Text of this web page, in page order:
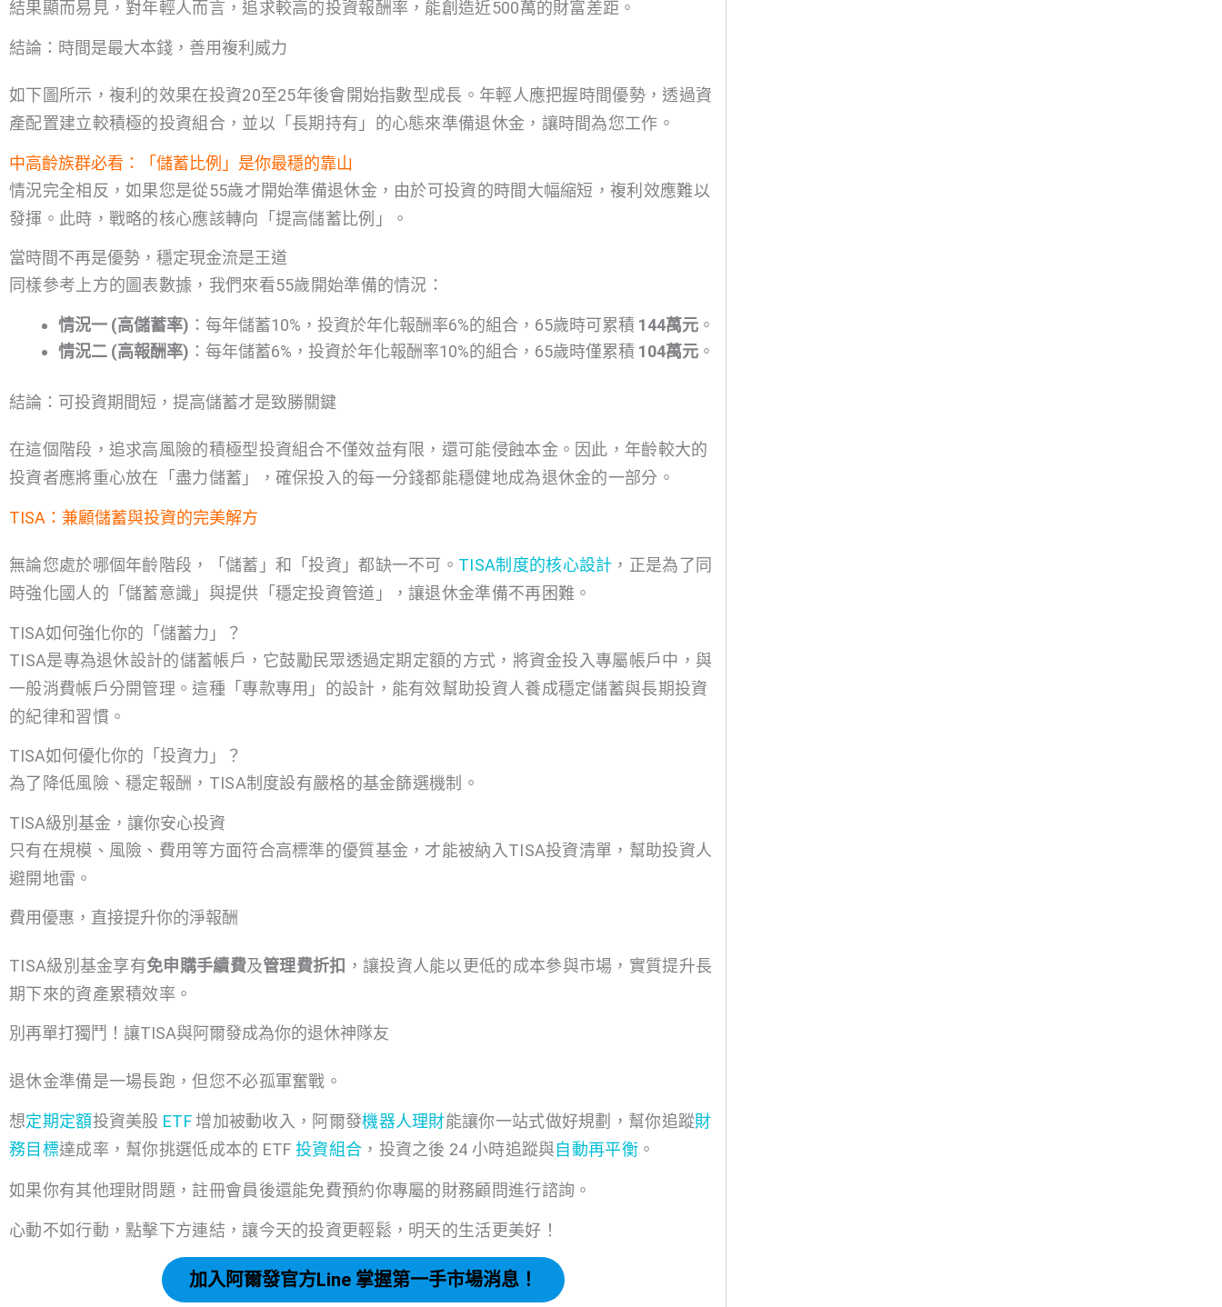
結果顯而易見，對年輕人而言，追求較高的投資報酬率，能創造近500萬的財富差距。
結論：時間是最大本錢，善用複利威力
如下圖所示，複利的效果在投資20至25年後會開始指數型成長。年輕人應把握時間優勢，透過資
產配置建立較積極的投資組合，並以「長期持有」的心態來準備退休金，讓時間為您工作。
中高齡族群必看：「儲蓄比例」是你最穩的靠山
情況完全相反，如果您是從55歲才開始準備退休金，由於可投資的時間大幅縮短，複利效應難以
發揮。此時，戰略的核心應該轉向「提高儲蓄比例」。
當時間不再是優勢，穩定現金流是王道
同樣參考上方的圖表數據，我們來看55歲開始準備的情況：
情況一 (高儲蓄率) ：每年儲蓄10%，投資於年化報酬率6%的組合，65歲時可累積 144萬元 。
情況二 (高報酬率) ：每年儲蓄6%，投資於年化報酬率10%的組合，65歲時僅累積 104萬元 。
結論：可投資期間短，提高儲蓄才是致勝關鍵
在這個階段，追求高風險的積極型投資組合不僅效益有限，還可能侵蝕本金。因此，年齡較大的
投資者應將重心放在「盡力儲蓄」，確保投入的每一分錢都能穩健地成為退休金的一部分。
TISA：兼顧儲蓄與投資的完美解方
無論您處於哪個年齡階段，「儲蓄」和「投資」都缺一不可。 TISA制度的核心設計 ，正是為了同
時強化國人的「儲蓄意識」與提供「穩定投資管道」，讓退休金準備不再困難。
TISA如何強化你的「儲蓄力」？
TISA是專為退休設計的儲蓄帳戶，它鼓勵民眾透過定期定額的方式，將資金投入專屬帳戶中，與
一般消費帳戶分開管理。這種「專款專用」的設計，能有效幫助投資人養成穩定儲蓄與長期投資
的紀律和習慣。
TISA如何優化你的「投資力」？
為了降低風險、穩定報酬，TISA制度設有嚴格的基金篩選機制。
TISA級別基金，讓你安心投資
只有在規模、風險、費用等方面符合高標準的優質基金，才能被納入TISA投資清單，幫助投資人
避開地雷。
費用優惠，直接提升你的淨報酬
TISA級別基金享有免申購手續費及管理費折扣 ，讓投資人能以更低的成本參與市場，實質提升長
期下來的資產累積效率。
別再單打獨鬥！讓TISA與阿爾發成為你的退休神隊友
退休金準備是一場長跑，但您不必孤軍奮戰。
想定期定額投資美股 ETF增加被動收入，阿爾發機器人理財能讓你一站式做好規劃，幫你追蹤財
務目標達成率，幫你挑選低成本的 ETF投資組合 ，投資之後 24 小時追蹤與自動再平衡。
如果你有其他理財問題，註冊會員後還能免費預約你專屬的財務顧問進行諮詢。
心動不如行動，點擊下方連結，讓今天的投資更輕鬆，明天的生活更美好！
加入阿爾發官方Line 掌握第一手市場消息！